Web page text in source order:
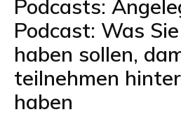
Podcasts:
Podcast: Was
haben sollen,
teilnehmen
haben